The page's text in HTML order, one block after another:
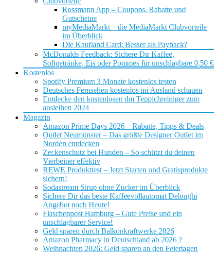
Rossmann App – Coupons, Rabatte und
Gutscheine
myMediaMarkt – die MediaMarkt Clubvorteile
im Überblick
Die Kaufland Card: Besser als Payback?
McDonalds Feedback: Sichere Dir Kaffee,
Softgetränke, Eis oder Pommes für unschlagbare 0,50 €
Kostenlos
Spotify Premium 3 Monate kostenlos testen
Deutsches Fernsehen kostenlos im Ausland schauen
Entdecke den kostenlosen dm Teppichreiniger zum
ausleihen 2024
Magazin
Amazon Prime Days 2026 – Rabatte, Tipps & Deals
Outlet Neumünster – Das größte Designer Outlet im
Norden entdecken
Zeckenschutz bei Hunden – So schützt du deinen
Vierbeiner effektiv
REWE Produkttest – Jetzt Starten und Gratisprodukte
sichern!
Sodastream Sirup ohne Zucker im Überblick
Sichere Dir das beste Kaffeevollautomat Delonghi
Angebot noch Heute!
Flaschenpost Hamburg – Gute Preise und ein
unschlagbarer Service!
Geld sparen durch Balkonkraftwerke 2026
Amazon Pharmacy in Deutschland ab 2026 ?
Weihnachten 2026: Geld sparen an den Feiertagen